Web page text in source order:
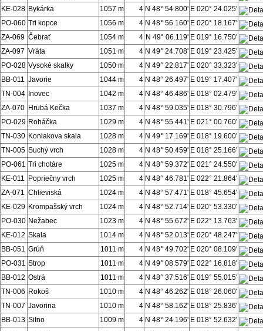
KE-028 Bykárka 1057 m 4 N 48° 54.800' E 020° 24.025'
PO-060 Tri kopce 1056 m 4 N 48° 56.160' E 020° 18.167'
ZA-069 Čebrať 1054 m 4 N 49° 06.119' E 019° 16.750'
ZA-097 Vráta 1051 m 4 N 49° 24.708' E 019° 23.425'
PO-028 Vysoké skalky 1050 m 4 N 49° 22.817' E 020° 33.323'
BB-011 Javorie 1044 m 4 N 48° 26.497' E 019° 17.407'
TN-004 Inovec 1042 m 4 N 48° 46.486' E 018° 02.479'
ZA-070 Hrubá Kečka 1037 m 4 N 48° 59.035' E 018° 30.796'
PO-029 Roháčka 1029 m 4 N 48° 55.441' E 021° 00.760'
TN-030 Koniakova skala 1028 m 4 N 49° 17.169' E 018° 19.600'
TN-005 Suchý vrch 1028 m 4 N 48° 50.459' E 018° 25.166'
PO-061 Tri chotáre 1025 m 4 N 48° 59.372' E 021° 24.550'
KE-011
Popriečny vrch 1025 m 4 N 48° 46.781' E 022° 21.864'
ZA-071 Chlieviská 1024 m 4 N 48° 57.471' E 018° 45.654'
KE-029 Krompašský vrch 1024 m 4 N 48° 52.714' E 020° 53.330'
PO-030 Nežabec 1023 m 4 N 48° 55.672' E 022° 13.763'
KE-012 Skala 1014 m 4 N 48° 52.013' E 020° 48.247'
BB-051 Grúň 1011 m 4 N 48° 49.702' E 020° 08.109'
PO-031 Strop 1011 m 4 N 49° 08.579' E 022° 16.818'
BB-012 Ostrá 1011 m 4 N 48° 37.516' E 019° 55.015'
TN-006 Rokoš 1010 m 4 N 48° 46.262' E 018° 26.060'
TN-007 Javorina 1010 m 4 N 48° 58.162' E 018° 25.836'
BB-013 Sitno 1009 m 4 N 48° 24.196' E 018° 52.632'